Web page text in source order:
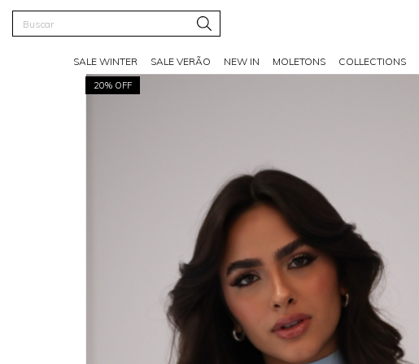
SALE WINTER SALE VERÃO NEW IN MOLETONS COLLECTIONS
20% OFF